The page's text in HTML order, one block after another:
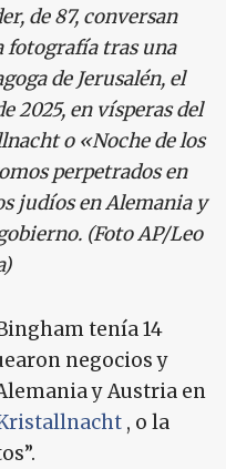
de 87, conversan
fotografía tras una
de Jerusalén, el
2025, en vísperas del
o «Noche de los
perpetrados en
judíos en Alemania y
(Foto AP/Leo
tenía 14
negocios y
y Austria en
, o la